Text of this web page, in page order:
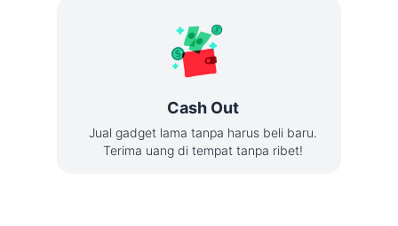
Cash Out
Jual gadget lama tanpa harus beli baru.
Terima uang di tempat tanpa ribet!